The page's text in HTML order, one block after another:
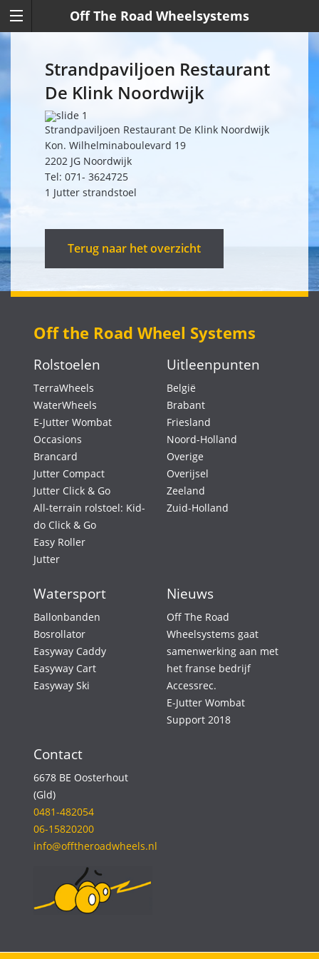
Off The Road Wheelsystems
Strandpaviljoen Restaurant
De Klink Noordwijk
Strandpaviljoen Restaurant De Klink Noordwijk
Kon. Wilhelminaboulevard 19
2202 JG Noordwijk
Tel: 071- 3624725
1 Jutter strandstoel
Terug naar het overzicht
Off the Road Wheel Systems
Rolstoelen
TerraWheels
WaterWheels
E-Jutter Wombat
Occasions
Brancard
Jutter Compact
Jutter Click & Go
All-terrain rolstoel: Kid-
do Click & Go
Easy Roller
Jutter
Uitleenpunten
België
Brabant
Friesland
Noord-Holland
Overige
Overijsel
Zeeland
Zuid-Holland
Watersport
Ballonbanden
Bosrollator
Easyway Caddy
Easyway Cart
Easyway Ski
Nieuws
Off The Road
Wheelsystems gaat
samenwerking aan met
het franse bedrijf
Accessrec.
E-Jutter Wombat
Support 2018
Contact
6678 BE Oosterhout
(Gld)
0481-482054
06-15820200
info@offtheroadwheels.nl